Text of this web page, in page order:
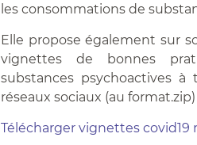
les consommations de
Elle propose également sur
vignettes de bonnes
substances psychoactives à
réseaux sociaux (au format.zip)
Télécharger vignettes covid19